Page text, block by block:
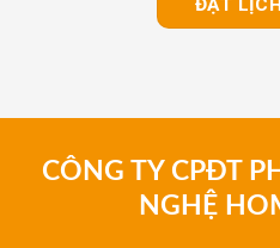
ĐẶT
CÔNG TY CPĐT
NGHỆ